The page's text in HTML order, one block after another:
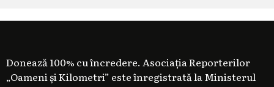
Donează 100% cu încredere. Asociația Reporterilor
„Oameni și Kilometri” este înregistrată la Ministerul